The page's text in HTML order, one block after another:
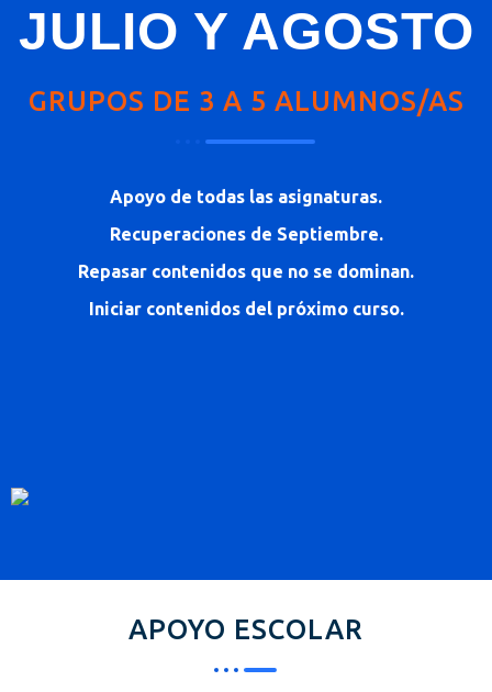
JULIO Y AGOSTO
GRUPOS DE 3 A 5 ALUMNOS/AS
Apoyo de todas las asignaturas.
Recuperaciones de Septiembre.
Repasar contenidos que no se dominan.
Iniciar contenidos del próximo curso.
APOYO ESCOLAR